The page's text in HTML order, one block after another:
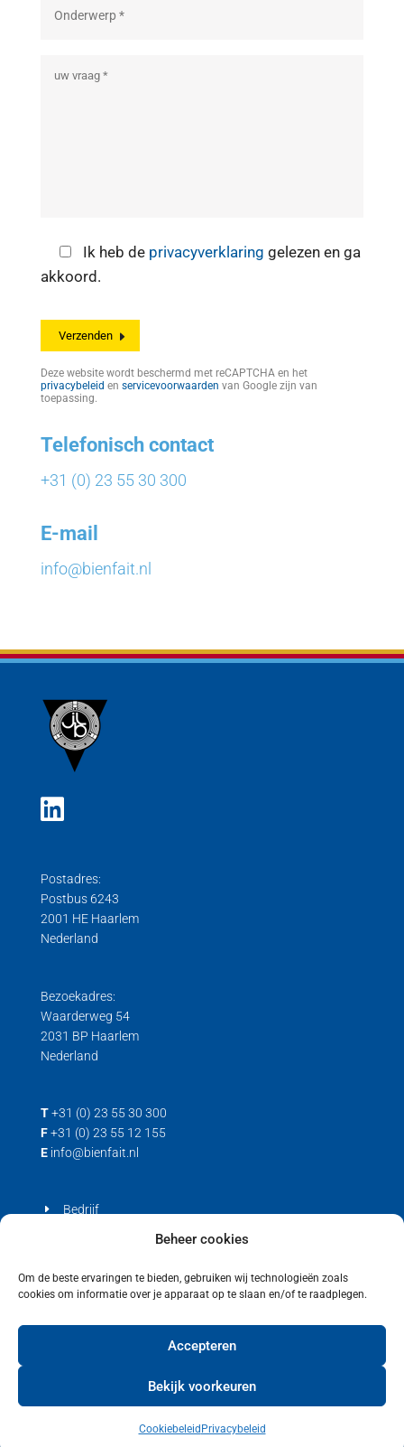
Beheer cookies
Om de beste ervaringen te bieden, gebruiken wij technologieën zoals
cookies om informatie over je apparaat op te slaan en/of te raadplegen.
Accepteren
Bekijk voorkeuren
Cookiebeleid Privacybeleid
Ik heb de privacyverklaring gelezen en ga
akkoord.
Deze website wordt beschermd met reCAPTCHA en het
privacybeleid en servicevoorwaarden van Google zijn van
toepassing.
Telefonisch contact
+31 (0) 23 55 30 300
E-mail
info@bienfait.nl
Postadres:
Postbus 6243
2001 HE Haarlem
Nederland
Bezoekadres:
Waarderweg 54
2031 BP Haarlem
Nederland
T +31 (0) 23 55 30 300
F +31 (0) 23 55 12 155
E info@bienfait.nl
Bedrijf
Cookiebeleid (EU)
Copyright © 2021 Bienfait